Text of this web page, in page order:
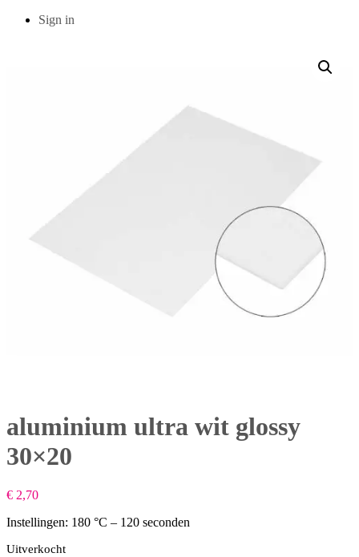
Sign in
aluminium ultra wit glossy
30×20
€ 2,70
Instellingen: 180 °C – 120 seconden
Uitverkocht